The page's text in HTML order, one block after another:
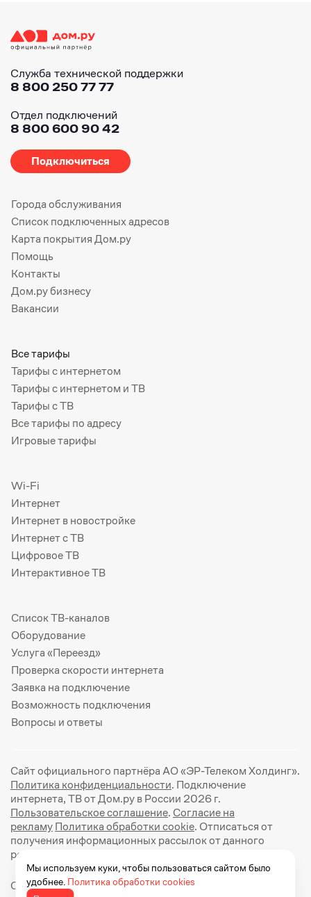
Служба технической поддержки
8 800 250 77 77
Отдел подключений
8 800 600 90 42
Подключиться
Города обслуживания
Список подключенных адресов
Карта покрытия Дом.ру
Помощь
Контакты
Дом.ру бизнесу
Вакансии
Все тарифы
Тарифы с интернетом
Тарифы с интернетом и ТВ
Тарифы с ТВ
Все тарифы по адресу
Игровые тарифы
Wi-Fi
Интернет
Интернет в новостройке
Интернет с ТВ
Цифровое ТВ
Интерактивное ТВ
Список ТВ-каналов
Оборудование
Услуга «Переезд»
Проверка скорости интернета
Заявка на подключение
Возможность подключения
Вопросы и ответы
Сайт официального партнёра АО «ЭР-Телеком Холдинг».
Политика конфиденциальности. Подключение
интернета, ТВ от Дом.ру в России 2026 г.
Пользовательское соглашение. Согласие на
рекламуПолитика обработки cookie. Отписаться от
получения информационных рассылок от данного
ресурса можно на
Официальный сайт Дом.ру: https://dom.ru
Мы используем куки, чтобы пользоваться сайтом было
удобнее. Политика обработки cookies